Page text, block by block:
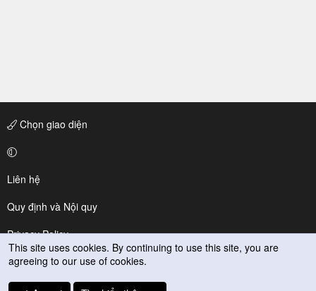
Chọn giao diện
Liên hệ
Quy định và Nội quy
Privacy Policy
Trợ giúp
This site uses cookies. By continuing to use this site, you are
agreeing to our use of cookies.